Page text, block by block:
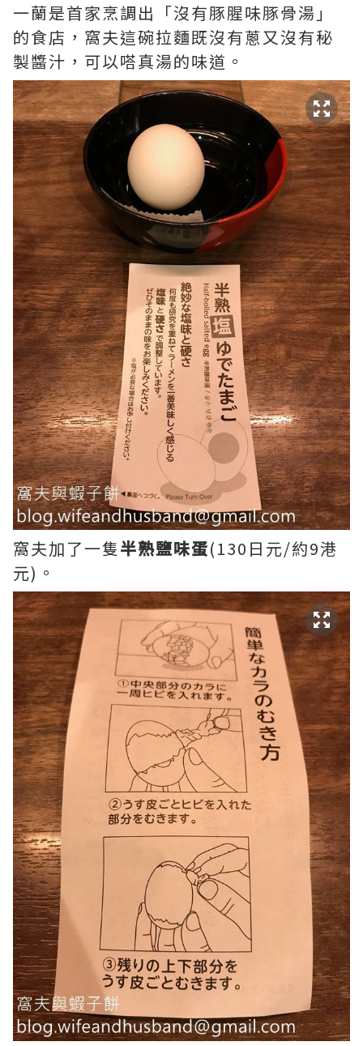
一蘭是首家烹調出「沒有豚腥味豚骨湯」
的食店，窩夫這碗拉麵既沒有蔥又沒有秘
製醬汁，可以嗒真湯的味道。
窩夫加了一隻半熟鹽味蛋(130日元/約9港
元)。